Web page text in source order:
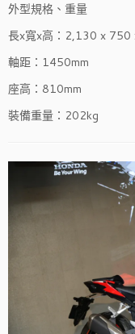
外型規格、重量
長x寬x高：2,130 x 750
軸距：1450mm
座高：810mm
裝備重量：202kg